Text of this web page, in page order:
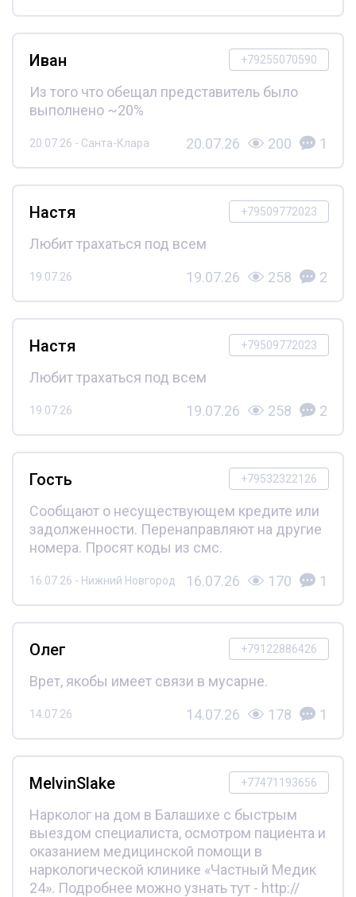
+79255070590
Иван
Из того что обещал представитель было
выполнено ~20%
20.07.26 - Санта-Клара 20.07.26 200 1
+79509772023
Настя
Любит трахаться под всем
19.07.26 19.07.26 258 2
+79509772023
Настя
Любит трахаться под всем
19.07.26 19.07.26 258 2
+79532322126
Гость
Сообщают о несуществующем кредите или
задолженности. Перенаправляют на другие
номера. Просят коды из смс.
16.07.26 - Нижний Новгород 16.07.26 170 1
+79122886426
Олег
Врет, якобы имеет связи в мусарне.
14.07.26 14.07.26 178 1
+77471193656
MelvinSlake
Нарколог на дом в Балашихе с быстрым
выездом специалиста, осмотром пациента и
оказанием медицинской помощи в
наркологической клинике «Частный Медик
24». Подробнее можно узнать тут - http://